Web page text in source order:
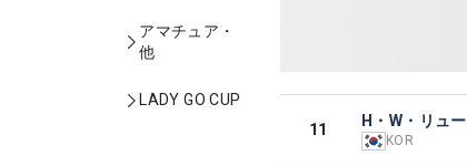
アマチュア・
他
LADY GO CUP
11 H・W・リュー
KOR